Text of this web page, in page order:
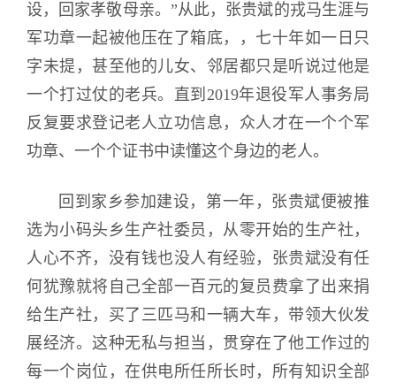
设，回家孝敬母亲。”从此，张贵斌的戎马生涯与
军功章一起被他压在了箱底，，七十年如一日只
字未提，甚至他的儿女、邻居都只是听说过他是
一个打过仗的老兵。直到2019年退役军人事务局
反复要求登记老人立功信息，众人才在一个个军
功章、一个个证书中读懂这个身边的老人。
回到家乡参加建设，第一年，张贵斌便被推
选为小码头乡生产社委员，从零开始的生产社，
人心不齐，没有钱也没人有经验，张贵斌没有任
何犹豫就将自己全部一百元的复员费拿了出来捐
给生产社，买了三匹马和一辆大车，带领大伙发
展经济。这种无私与担当，贯穿在了他工作过的
每一个岗位，在供电所任所长时，所有知识全部